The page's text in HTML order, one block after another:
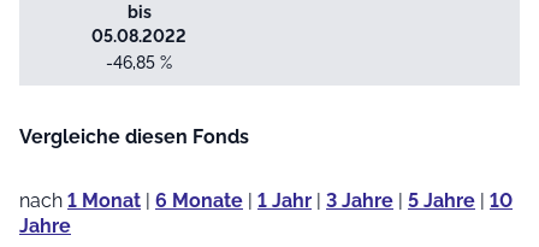
bis
05.08.2022
-46,85 %
Vergleiche diesen Fonds
nach 1 Monat | 6 Monate | 1 Jahr | 3 Jahre | 5 Jahre | 10
Jahre